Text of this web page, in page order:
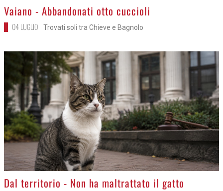
>
Vaiano - Abbandonati otto cuccioli
04 LUGLIO Trovati soli tra Chieve e Bagnolo
>
Dal territorio - Non ha maltrattato il gatto